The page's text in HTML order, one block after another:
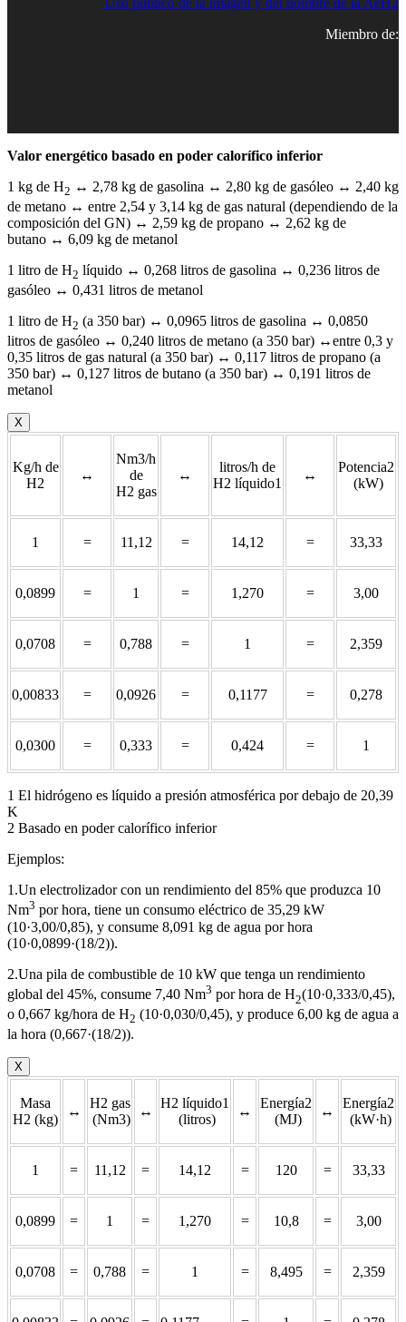
Miembro de:
Valor energético basado en poder calorífico inferior
1 kg de H2 ↔ 2,78 kg de gasolina ↔ 2,80 kg de gasóleo ↔ 2,40 kg
de metano ↔ entre 2,54 y 3,14 kg de gas natural (dependiendo de la
composición del GN) ↔ 2,59 kg de propano ↔ 2,62 kg de
butano ↔ 6,09 kg de metanol
1 litro de H2 líquido ↔ 0,268 litros de gasolina ↔ 0,236 litros de
gasóleo ↔ 0,431 litros de metanol
1 litro de H2 (a 350 bar) ↔ 0,0965 litros de gasolina ↔ 0,0850
litros de gasóleo ↔ 0,240 litros de metano (a 350 bar) ↔entre 0,3 y
0,35 litros de gas natural (a 350 bar) ↔ 0,117 litros de propano (a
350 bar) ↔ 0,127 litros de butano (a 350 bar) ↔ 0,191 litros de
metanol
X
Kg/h de
H2
↔
Nm3/h
de
H2 gas
↔
litros/h de
H2 líquido1
↔
Potencia2
(kW)
1 = 11,12 = 14,12 = 33,33
0,0899 = 1 = 1,270 = 3,00
0,0708 = 0,788 = 1 = 2,359
0,00833 = 0,0926 = 0,1177 = 0,278
0,0300 = 0,333 = 0,424 = 1
1 El hidrógeno es líquido a presión atmosférica por debajo de 20,39
K
2 Basado en poder calorífico inferior
Ejemplos:
1.Un electrolizador con un rendimiento del 85% que produzca 10
Nm3 por hora, tiene un consumo eléctrico de 35,29 kW
(10·3,00/0,85), y consume 8,091 kg de agua por hora
(10·0,0899·(18/2)).
2.Una pila de combustible de 10 kW que tenga un rendimiento
global del 45%, consume 7,40 Nm3 por hora de H2(10·0,333/0,45),
o 0,667 kg/hora de H2 (10·0,030/0,45), y produce 6,00 kg de agua a
la hora (0,667·(18/2)).
X
Masa
H2 (kg)
↔
H2 gas
(Nm3)
↔
H2 líquido1
(litros)
↔
Energía2
(MJ)
↔
Energía2
(kW·h)
1 = 11,12 = 14,12 = 120 = 33,33
0,0899 = 1 = 1,270 = 10,8 = 3,00
0,0708 = 0,788 = 1 = 8,495 = 2,359